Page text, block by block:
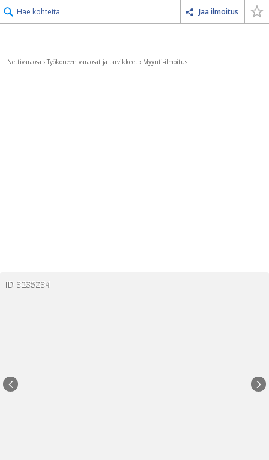
Hae kohteita Jaa ilmoitus
Nettivaraosa › Työkoneen varaosat ja tarvikkeet › Myynti-ilmoitus
ID 3235234